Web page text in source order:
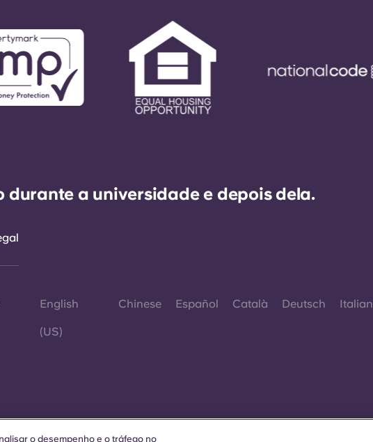
durante a universidade e depois dela.
English
(US)
Chinese Español Català Deutsch Italian
Sempre que
o desempenho e o tráfego no